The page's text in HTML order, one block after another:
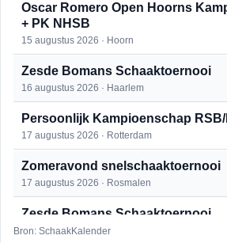
Oscar Romero Open Hoorns
+ PK NHSB
15 augustus 2026 · Hoorn
Zesde Bomans Schaaktoernooi
16 augustus 2026 · Haarlem
Persoonlijk Kampioenschap
17 augustus 2026 · Rotterdam
Zomeravond snelschaaktoernooi
17 augustus 2026 · Rosmalen
Zesde Bomans Schaaktoernooi
17 augustus 2026 · Haarlem
Bron: SchaakKalender